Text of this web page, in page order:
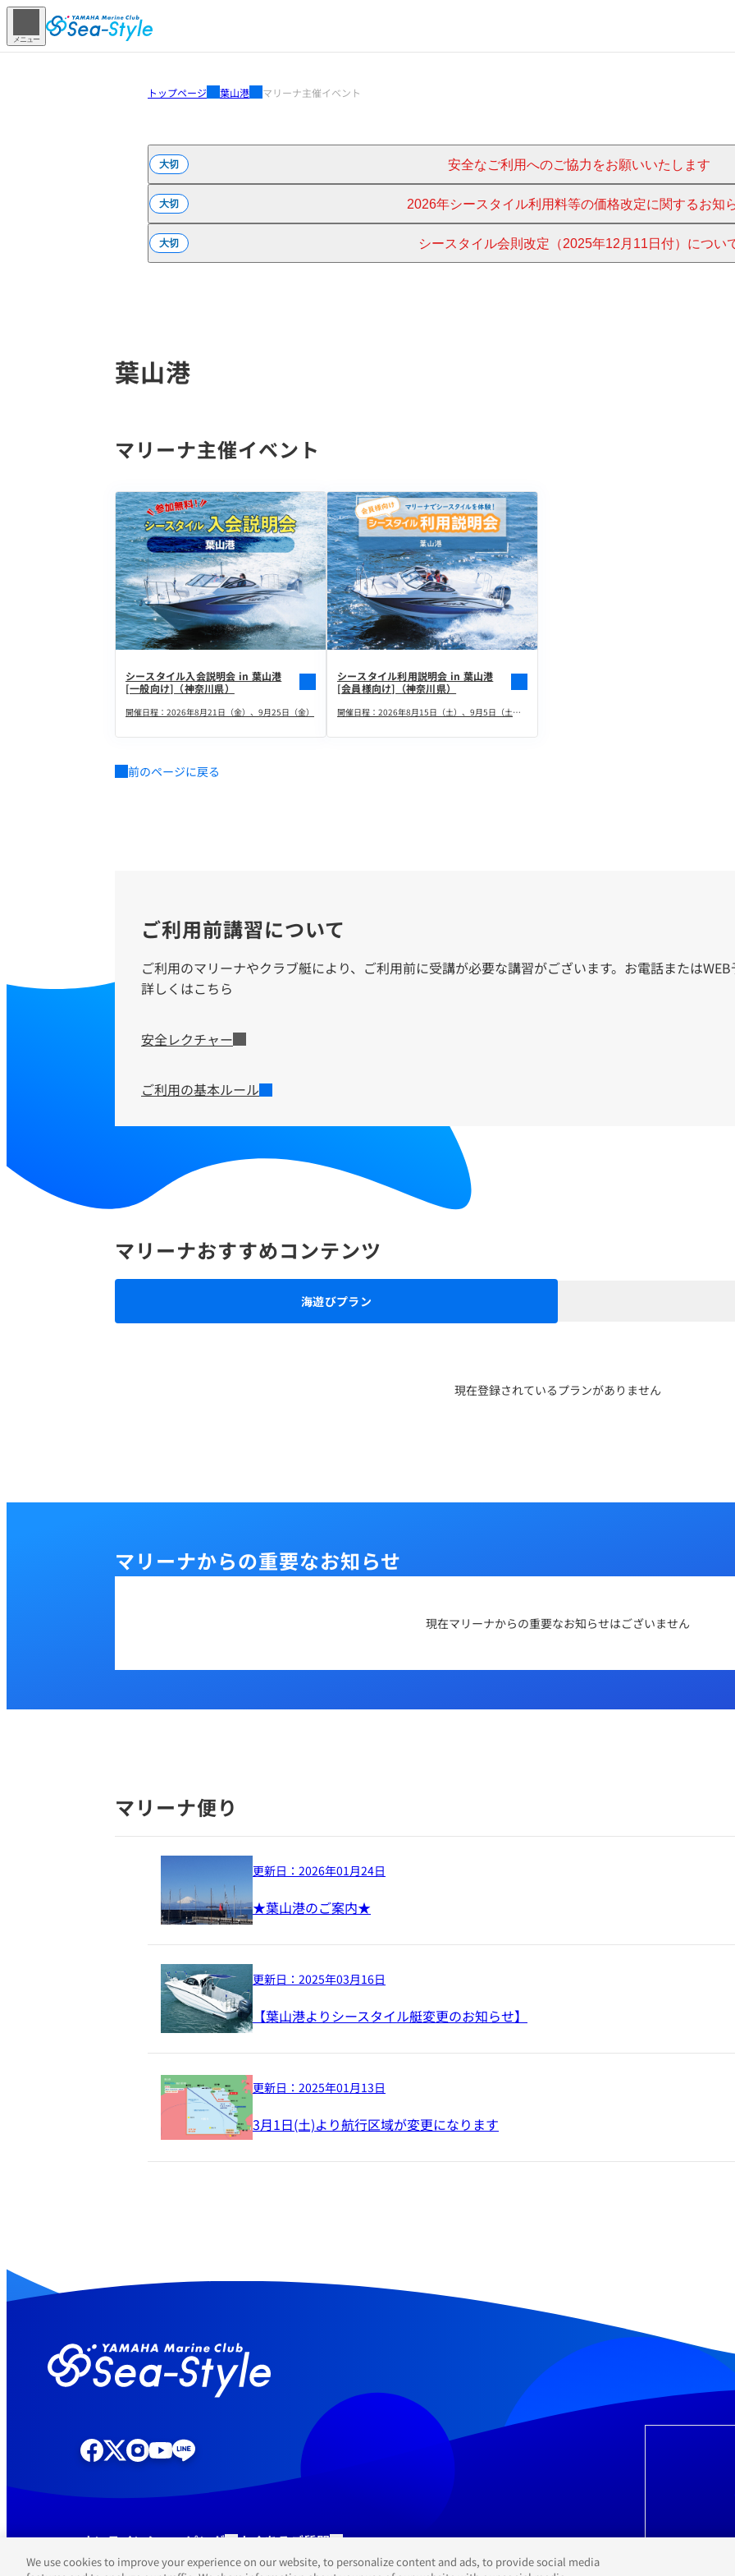
メニュー
トップページ 葉山港 マリーナ主催イベント
大切 安全なご利用へのご協力をお願いいたします
大切 2026年シースタイル利用料等の価格改定に関するお知
大切 シースタイル会則改定（2025年12月11日付）につい
葉山港
マリーナ主催イベント
シースタイル入会説明会 in 葉山港
[一般向け]（神奈川県）
開催日程：2026年8月21日（金）、9月25日（金）
シースタイル利用説明会 in 葉山港
[会員様向け]（神奈川県）
開催日程：2026年8月15日（土）、9月5日（土）、9月10日（木）
前のページに戻る
ご利用前講習について
ご利用のマリーナやクラブ艇により、ご利用前に受講が必要な講習がございます。お電話またはWEB
詳しくはこちら
安全レクチャー
ご利用の基本ルール
マリーナおすすめコンテンツ
海遊びプラン
現在登録されているプランがありません
マリーナからの重要なお知らせ
現在マリーナからの重要なお知らせはございません
マリーナ便り
★葉山港のご案内★
更新日： 2026年01月24日
【葉山港よりシースタイル艇変更のお知らせ】
更新日： 2025年03月16日
3月1日(土)より航行区域が変更になります
更新日： 2025年01月13日
オンラインショッピング
よくあるご質問
We use cookies to improve your experience on our website, to personalize content and ads, to provide social media